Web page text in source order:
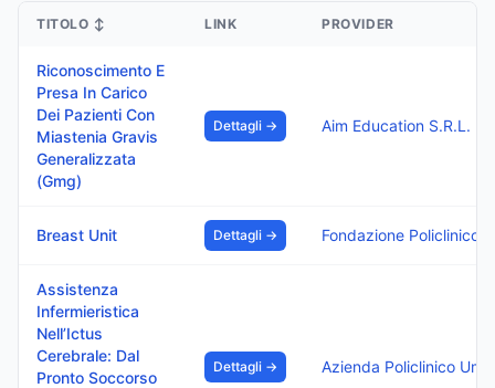
TITOLO ↕ LINK PROVIDER
Riconoscimento E
Presa In Carico
Dei Pazienti Con
Miastenia Gravis
Generalizzata
(Gmg)
Dettagli → Aim Education S.R.L.
Breast Unit Dettagli →
Assistenza
Infermieristica
Nell’Ictus
Cerebrale: Dal
Pronto Soccorso
Dettagli →